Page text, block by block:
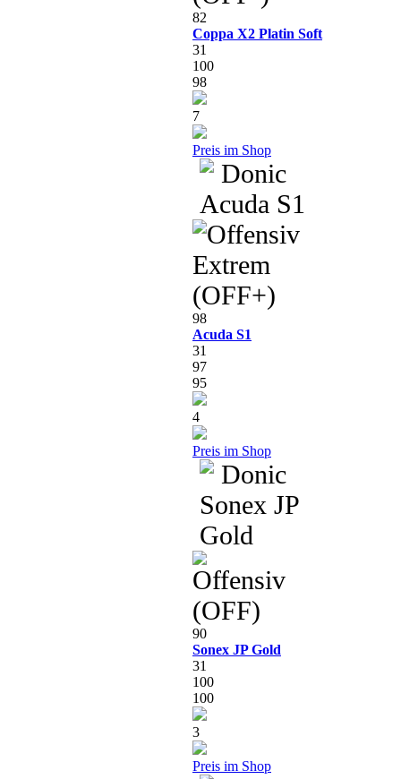
82
Coppa X2 Platin Soft
31
100
98
7
Preis im Shop
98
Acuda S1
31
97
95
4
Preis im Shop
90
Sonex JP Gold
31
100
100
3
Preis im Shop